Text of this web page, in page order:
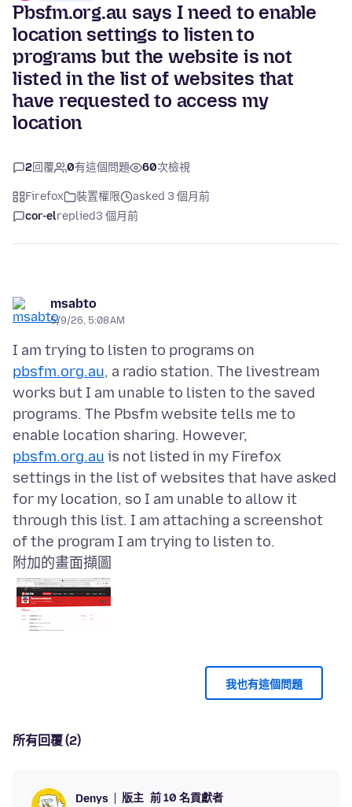
Pbsfm.org.au says I need to enable
location settings to listen to
programs but the website is not
listed in the list of websites that
have requested to access my
location
2回覆 0有這個問題 60次檢視
Firefox 裝置權限
asked 3 個月前
cor-elreplied3 個月前
msabto
5/9/26, 5:08 AM
I am trying to listen to programs on
pbsfm.org.au, a radio station. The livestream
works but I am unable to listen to the saved
programs. The Pbsfm website tells me to
enable location sharing. However,
pbsfm.org.au is not listed in my Firefox
settings in the list of websites that have asked
for my location, so I am unable to allow it
through this list. I am attaching a screenshot
附加的畫面擷圖
我也有這個問題
所有回覆 (2)
Denys 版主 前 10 名貢獻者